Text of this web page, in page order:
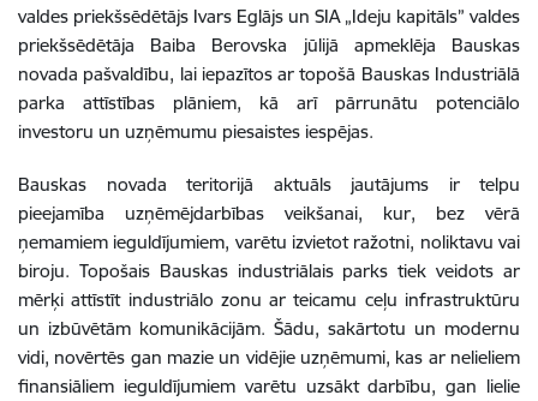
valdes priekšsēdētājs Ivars Eglājs un SIA „Ideju kapitāls” valdes
priekšsēdētāja Baiba Berovska jūlijā apmeklēja Bauskas
novada pašvaldību, lai iepazītos ar topošā Bauskas Industriālā
parka attīstības plāniem, kā arī pārrunātu potenciālo
investoru un uzņēmumu piesaistes iespējas.
Bauskas novada teritorijā aktuāls jautājums ir telpu
pieejamība uzņēmējdarbības veikšanai, kur, bez vērā
ņemamiem ieguldījumiem, varētu izvietot ražotni, noliktavu vai
biroju. Topošais Bauskas industriālais parks tiek veidots ar
mērķi attīstīt industriālo zonu ar teicamu ceļu infrastruktūru
un izbūvētām komunikācijām. Šādu, sakārtotu un modernu
vidi, novērtēs gan mazie un vidējie uzņēmumi, kas ar nelieliem
finansiāliem ieguldījumiem varētu uzsākt darbību, gan lielie